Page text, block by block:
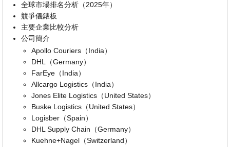
全球市場排名分析（2025年）
競爭儀錶板
主要企業比較分析
公司簡介
Apollo Couriers（India）
DHL（Germany）
FarEye（India）
Allcargo Logistics（India）
Jones Elite Logistics（United States）
Buske Logistics（United States）
Logisber（Spain）
DHL Supply Chain（Germany）
Kuehne+Nagel（Switzerland）